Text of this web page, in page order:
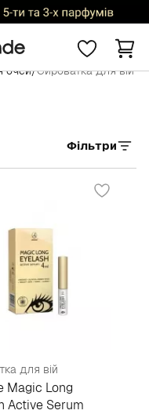
очей/Сироватка для вій
Фільтри
для вій
Magic Long
Active Serum